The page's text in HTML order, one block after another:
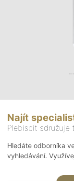
Najít
Plebiscit sdružuje
Hledáte odborníka
vyhledávání.